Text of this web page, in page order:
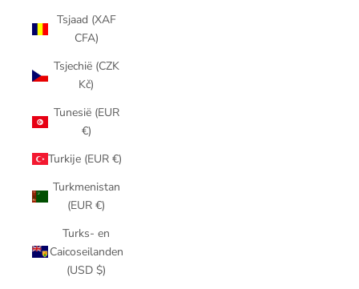
Tsjaad (XAF
CFA)
Tsjechië (CZK
Kč)
Tunesië (EUR
€)
Turkije (EUR €)
Turkmenistan
(EUR €)
Turks- en
Caicoseilanden
(USD $)